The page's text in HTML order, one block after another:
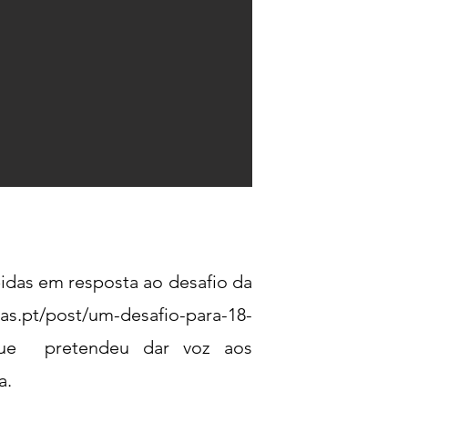
em resposta ao desafio da
post/um-desafio-para-18-
pretendeu dar voz aos